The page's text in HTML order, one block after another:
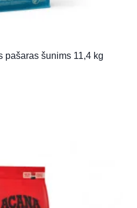
pašaras šunims 11,4 kg